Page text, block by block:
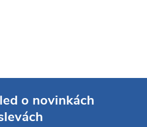
o novinkách